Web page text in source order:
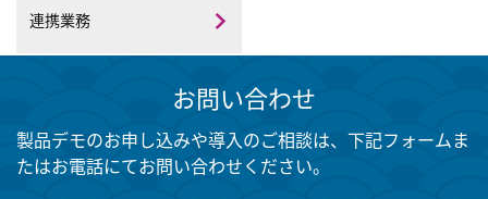
連携業務
お問い合わせ
製品デモのお申し込みや導入のご相談は、下記フォームま
たはお電話にてお問い合わせください。